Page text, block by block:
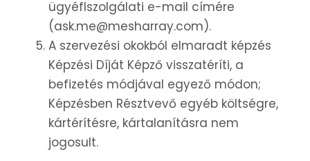
ügyéflszolgálati e-mail címére
(ask.me@mesharray.com).
A szervezési okokból elmaradt képzés
Képzési Díját Képző visszatéríti, a
befizetés módjával egyező módon;
Képzésben Résztvevő egyéb költségre,
kártérítésre, kártalanításra nem
jogosult.